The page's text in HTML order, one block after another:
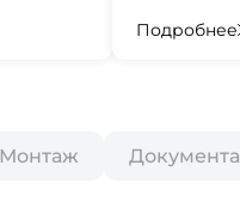
Подробнее
Монтаж